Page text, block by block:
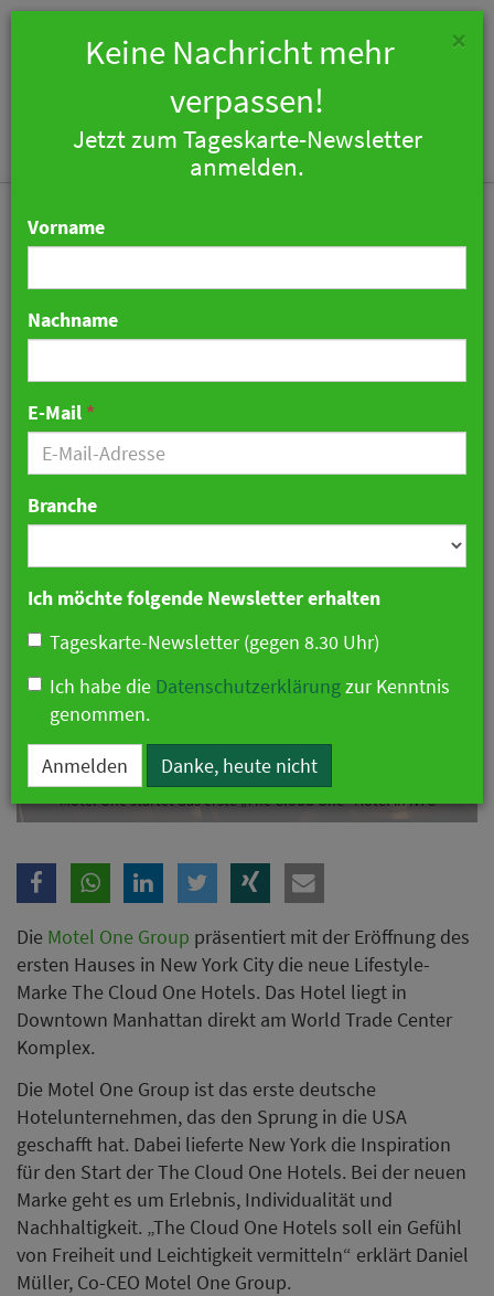
Motel One startet das
erste „The Cloud One“
Hotel in New York City
Motel One startet das erste „The Cloud One“ Hotel in NYC
Die Motel One Group präsentiert mit der Eröffnung des
ersten Hauses in New York City die neue Lifestyle-
Marke The Cloud One Hotels. Das Hotel liegt in
Downtown Manhattan direkt am World Trade Center
Komplex.
Die Motel One Group ist das erste deutsche
Hotelunternehmen, das den Sprung in die USA
geschafft hat. Dabei lieferte New York die Inspiration
für den Start der The Cloud One Hotels. Bei der neuen
Marke geht es um Erlebnis, Individualität und
Nachhaltigkeit. „The Cloud One Hotels soll ein Gefühl
von Freiheit und Leichtigkeit vermitteln“ erklärt Daniel
Müller, Co-CEO Motel One Group.
×
Keine Nachricht mehr
verpassen!
Jetzt zum Tageskarte-Newsletter
anmelden.
Vorname
Nachname
E-Mail *
Branche
Ich möchte folgende Newsletter erhalten
Tageskarte-Newsletter (gegen 8.30 Uhr)
Ich habe die Datenschutzerklärungzur Kenntnis
genommen.
Anmelden Danke, heute nicht